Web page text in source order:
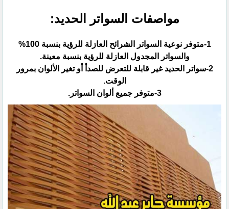
مواصفات السواتر الحديد:
1-متوفر نوعية السواتر الشرائح العازلة للرؤية بنسبة 100%
والسواتر المجدول العازلة للرؤية بنسبة معينة.
2-سواتر الحديد غير قابلة للتعرض للصدأ أو تغير الألوان بمرور
الوقت.
3-متوفر جميع ألوان السواتر.